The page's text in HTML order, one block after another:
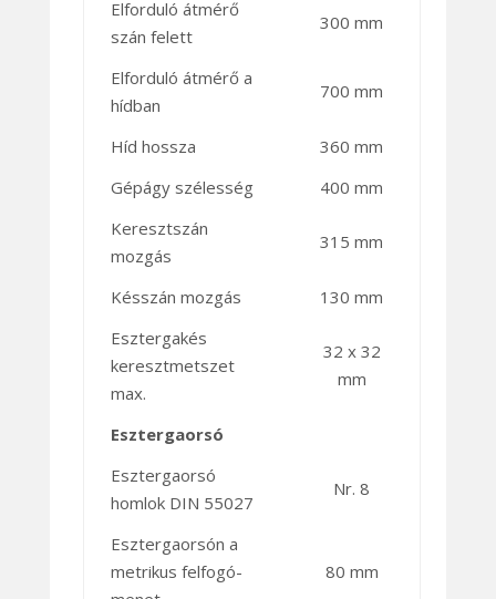
Elforduló átmérő
szán felett
300 mm
Elforduló átmérő a
hídban
700 mm
Híd hossza
360 mm
Gépágy szélesség
400 mm
Keresztszán
mozgás
315 mm
Késszán mozgás
130 mm
Esztergakés
keresztmetszet
max.
32 x 32
mm
Esztergaorsó
Esztergaorsó
homlok DIN 55027
Nr. 8
Esztergaorsón a
metrikus felfogó-
80 mm